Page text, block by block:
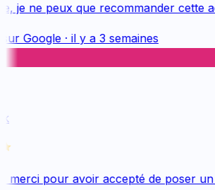
je ne peux que recommander cette
Google· il y a 3 semaines
pour avoir accepté de poser un